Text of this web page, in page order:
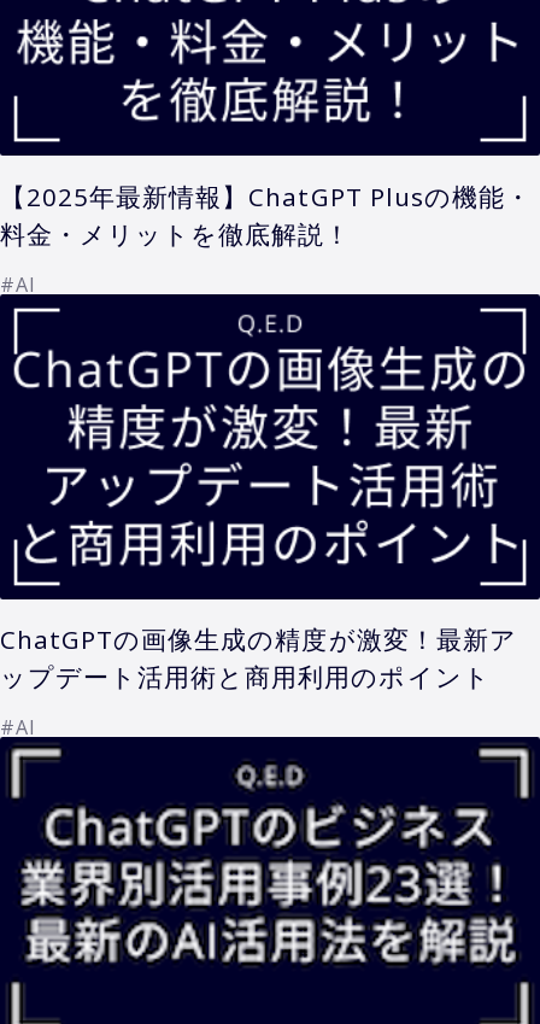
【2025年最新情報】ChatGPT Plusの機能・
料金・メリットを徹底解説！
#AI
ChatGPTの画像生成の精度が激変！最新ア
ップデート活用術と商用利用のポイント
#AI